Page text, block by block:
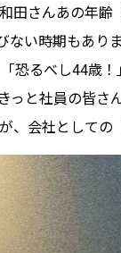
田さんあの年
ない時期もあ
恐るべし44歳
っと社員の皆
会社としての